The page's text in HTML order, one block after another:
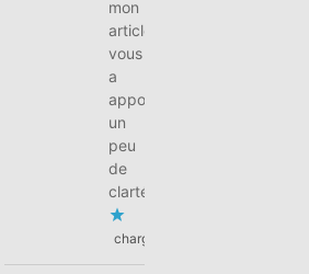
mon
article
vous
a
apporté
un
peu
de
clarté.
chargement…